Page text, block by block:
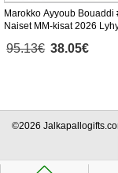
Marokko Ayyoub Bouaddi
Naiset MM-kisat 2026
95.13€ 38.05€
©2026